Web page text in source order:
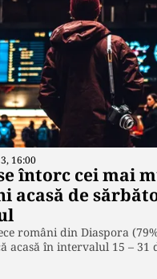
16:00
întorc cei mai
acasă de
români din Diaspora
acasă în intervalul 15 – 31